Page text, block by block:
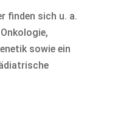
finden sich u. a.
sowie ein